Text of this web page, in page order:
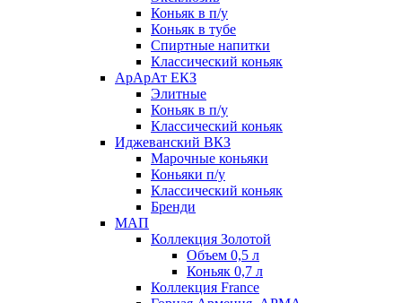
Коньяк в п/у
Коньяк в тубе
Спиртные напитки
Классический коньяк
АрАрАт ЕКЗ
Элитные
Коньяк в п/у
Классический коньяк
Иджеванский ВКЗ
Марочные коньяки
Коньяки п/у
Классический коньяк
Бренди
МАП
Коллекция Золотой
Объем 0,5 л
Коньяк 0,7 л
Коллекция France